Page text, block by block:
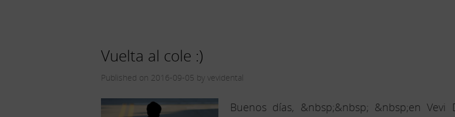
Vuelta al cole :)
Published on 2016-09-05 by vevidental
Buenos días, &nbsp;&nbsp; &nbsp;en